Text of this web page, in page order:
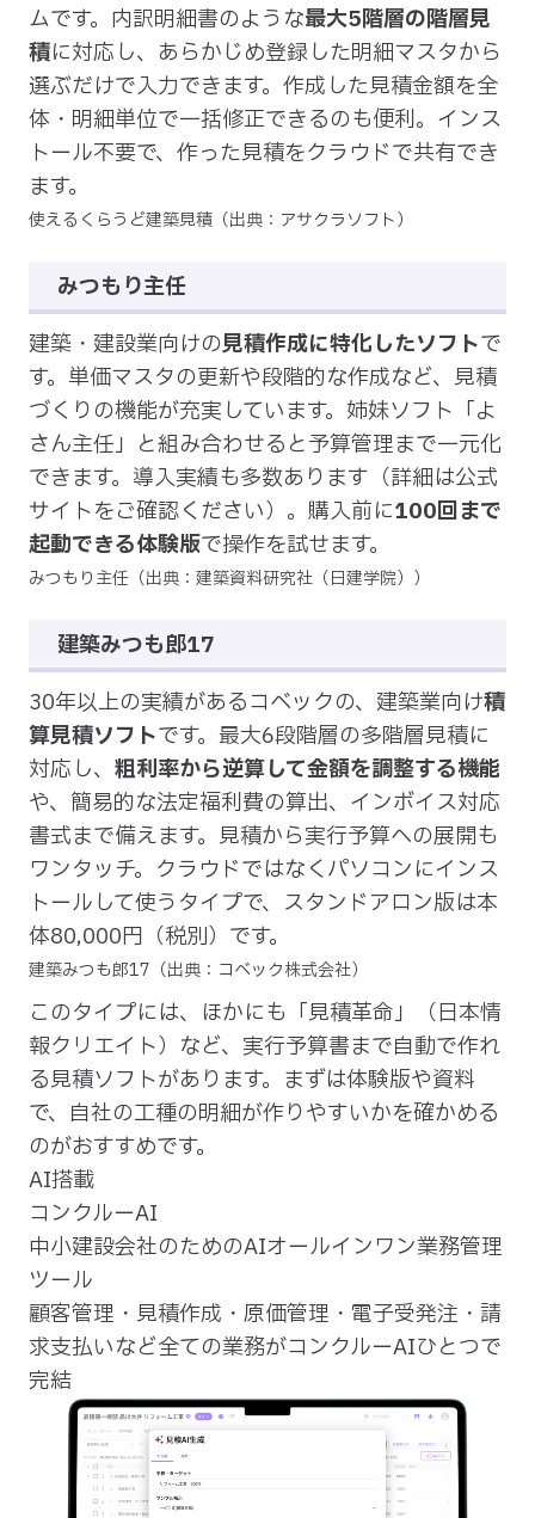
ムです。内訳明細書のような最大5階層の階層見
積に対応し、あらかじめ登録した明細マスタから
選ぶだけで入力できます。作成した見積金額を全
体・明細単位で一括修正できるのも便利。インス
トール不要で、作った見積をクラウドで共有でき
ます。
使えるくらうど建築見積（出典：アサクラソフト）
みつもり主任
建築・建設業向けの見積作成に特化したソフトで
す。単価マスタの更新や段階的な作成など、見積
づくりの機能が充実しています。姉妹ソフト「よ
さん主任」と組み合わせると予算管理まで一元化
できます。導入実績も多数あります（詳細は公式
サイトをご確認ください）。購入前に100回まで
起動できる体験版で操作を試せます。
みつもり主任（出典：建築資料研究社（日建学院））
建築みつも郎17
30年以上の実績があるコベックの、建築業向け積
算見積ソフトです。最大6段階層の多階層見積に
対応し、 粗利率から逆算して金額を調整する機能
や、簡易的な法定福利費の算出、インボイス対応
書式まで備えます。見積から実行予算への展開も
ワンタッチ。クラウドではなくパソコンにインス
トールして使うタイプで、スタンドアロン版は本
体80,000円（税別）です。
建築みつも郎17（出典：コベック株式会社）
このタイプには、ほかにも「見積革命」（日本情
報クリエイト）など、実行予算書まで自動で作れ
る見積ソフトがあります。まずは体験版や資料
で、自社の工種の明細が作りやすいかを確かめる
のがおすすめです。
AI搭載
コンクルーAI
中小建設会社のためのAIオールインワン業務管理
ツール
顧客管理・見積作成・原価管理・電子受発注・請
求支払いなど全ての業務がコンクルーAIひとつで
完結